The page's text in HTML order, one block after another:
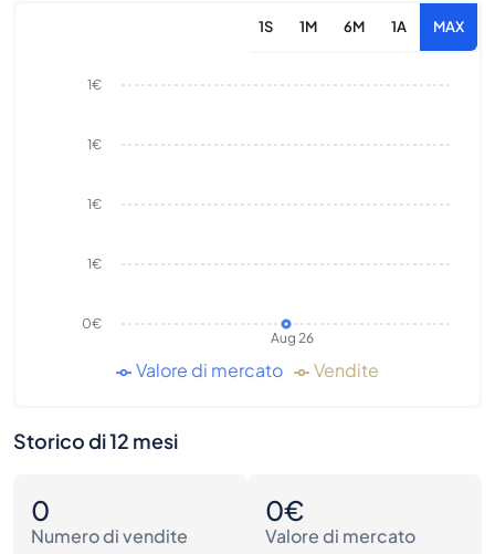
1S 1M 6M 1A MAX
Aug 26
0€
1€
1€
1€
1€
Valore di mercato Vendite
Storico di 12 mesi
0
Numero di vendite
0€
Valore di mercato